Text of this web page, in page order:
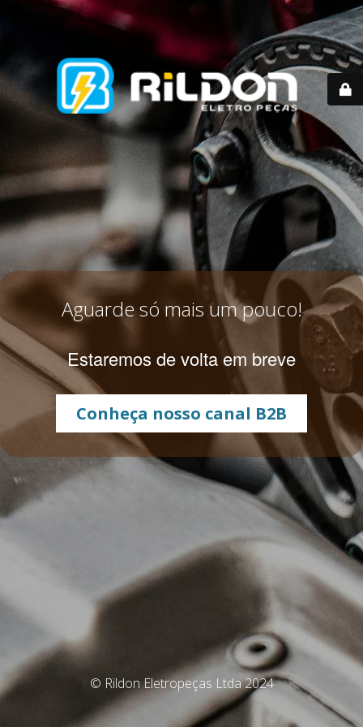
Aguarde só mais um pouco!
Estaremos de volta em breve
Conheça nosso canal B2B
© Rildon Eletropeças Ltda 2024